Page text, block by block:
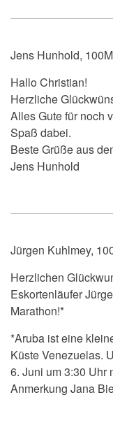
Jens Hunhold,
Hallo Christian!
Herzliche
Alles Gute für noch
Spaß dabei.
Beste Grüße aus
Jens Hunhold
Jürgen Kuhlmey,
Herzlichen
Eskortenläufer
Marathon!*
*Aruba ist eine
Küste Venezuelas.
6. Juni um 3:30 Uhr
Anmerkung Jana